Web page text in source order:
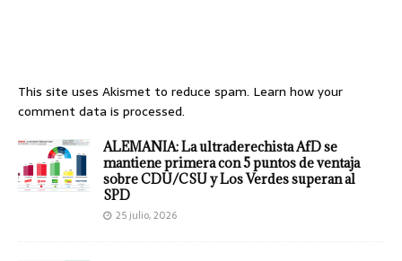
This site uses Akismet to reduce spam. Learn how your
comment data is processed.
ALEMANIA: La ultraderechista AfD se
mantiene primera con 5 puntos de ventaja
sobre CDU/CSU y Los Verdes superan al
SPD
25 julio, 2026